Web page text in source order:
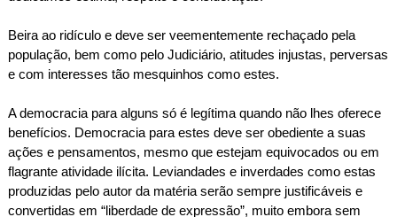
Beira ao ridículo e deve ser veementemente rechaçado pela
população, bem como pelo Judiciário, atitudes injustas, perversas
e com interesses tão mesquinhos como estes.
A democracia para alguns só é legítima quando não lhes oferece
benefícios. Democracia para estes deve ser obediente a suas
ações e pensamentos, mesmo que estejam equivocados ou em
flagrante atividade ilícita. Leviandades e inverdades como estas
produzidas pelo autor da matéria serão sempre justificáveis e
convertidas em “liberdade de expressão”, muito embora sem